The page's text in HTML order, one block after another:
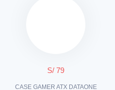
S/ 79
CASE GAMER ATX DATAONE